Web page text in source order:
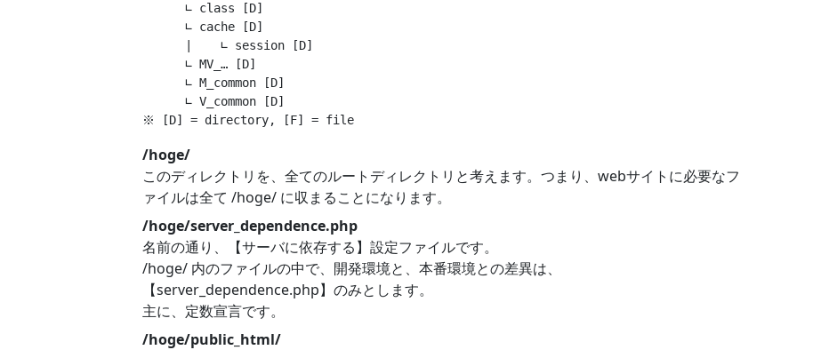
      ∟ class
[D]
      ∟ cache
[D]
      |    ∟ session
[D]
      ∟ MV_…
[D]
      ∟ M_common
[D]
      ∟ V_common
[D]
※
[D] = directory, [F]
/hoge/
このディレクトリを、全てのルートディレクトリと考えます。つまり、webサイトに必要なフ
ァイルは全て /hoge/ に収まることになります。
/hoge/server_dependence.php
名前の通り、【サーバに依存する】設定ファイルです。
/hoge/ 内のファイルの中で、開発環境と、本番環境との差異は、
【server_dependence.php】のみとします。
主に、定数宣言です。
/hoge/public_html/